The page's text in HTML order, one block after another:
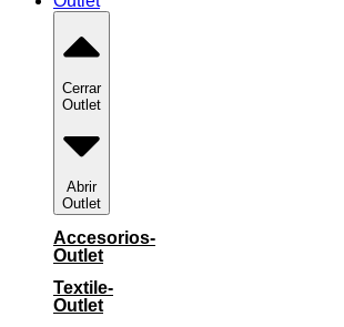
Cerrar
Outlet
Abrir
Outlet
Accesorios-
Outlet
Textile-
Outlet